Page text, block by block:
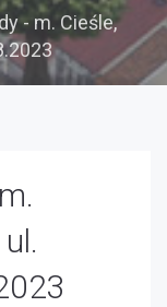
- m. Cieśle,